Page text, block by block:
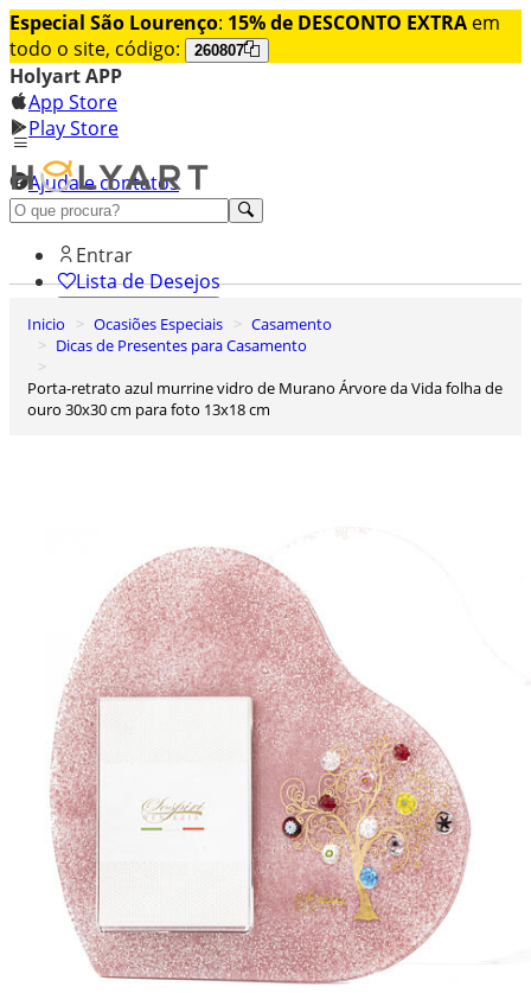
Especial São Lourenço: 15% de DESCONTO EXTRA em
todo o site, código:
260807
Holyart APP
App Store
Play Store
Ajuda e contatos
Conheça premium
Entrar
Lista de Desejos
0
Carrinho de Compras
Inicio Ocasiões Especiais
Casamento
Dicas de Presentes para Casamento
Porta-retrato azul murrine vidro de Murano Árvore da Vida folha de
ouro 30x30 cm para foto 13x18 cm